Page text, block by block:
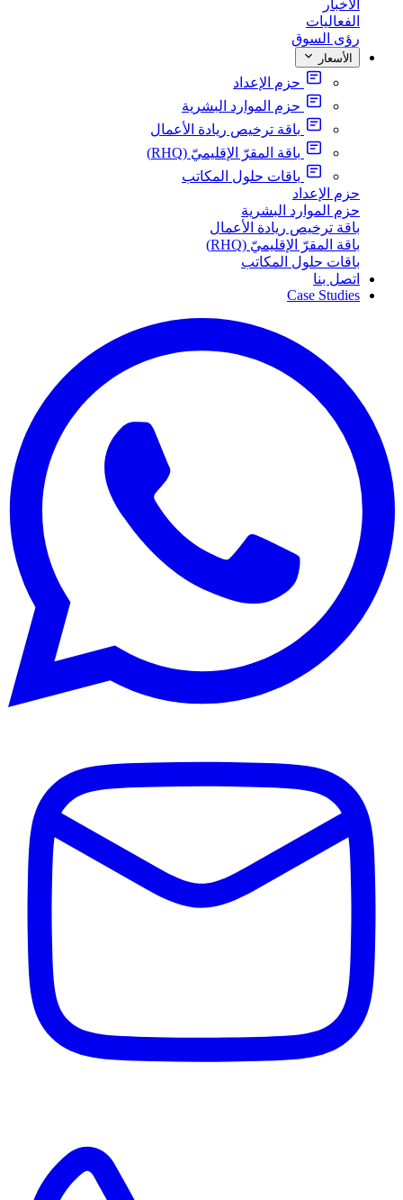
الأخبار
الفعاليات
رؤى السوق
الأسعار
حزم الإعداد
حزم الموارد البشرية
باقة ترخيص ريادة الأعمال
باقة المقرّ الإقليميّ (RHQ)
باقات حلول المكاتب
حزم الإعداد
حزم الموارد البشرية
باقة ترخيص ريادة الأعمال
باقة المقرّ الإقليميّ (RHQ)
باقات حلول المكاتب
اتصل بنا
Case Studies